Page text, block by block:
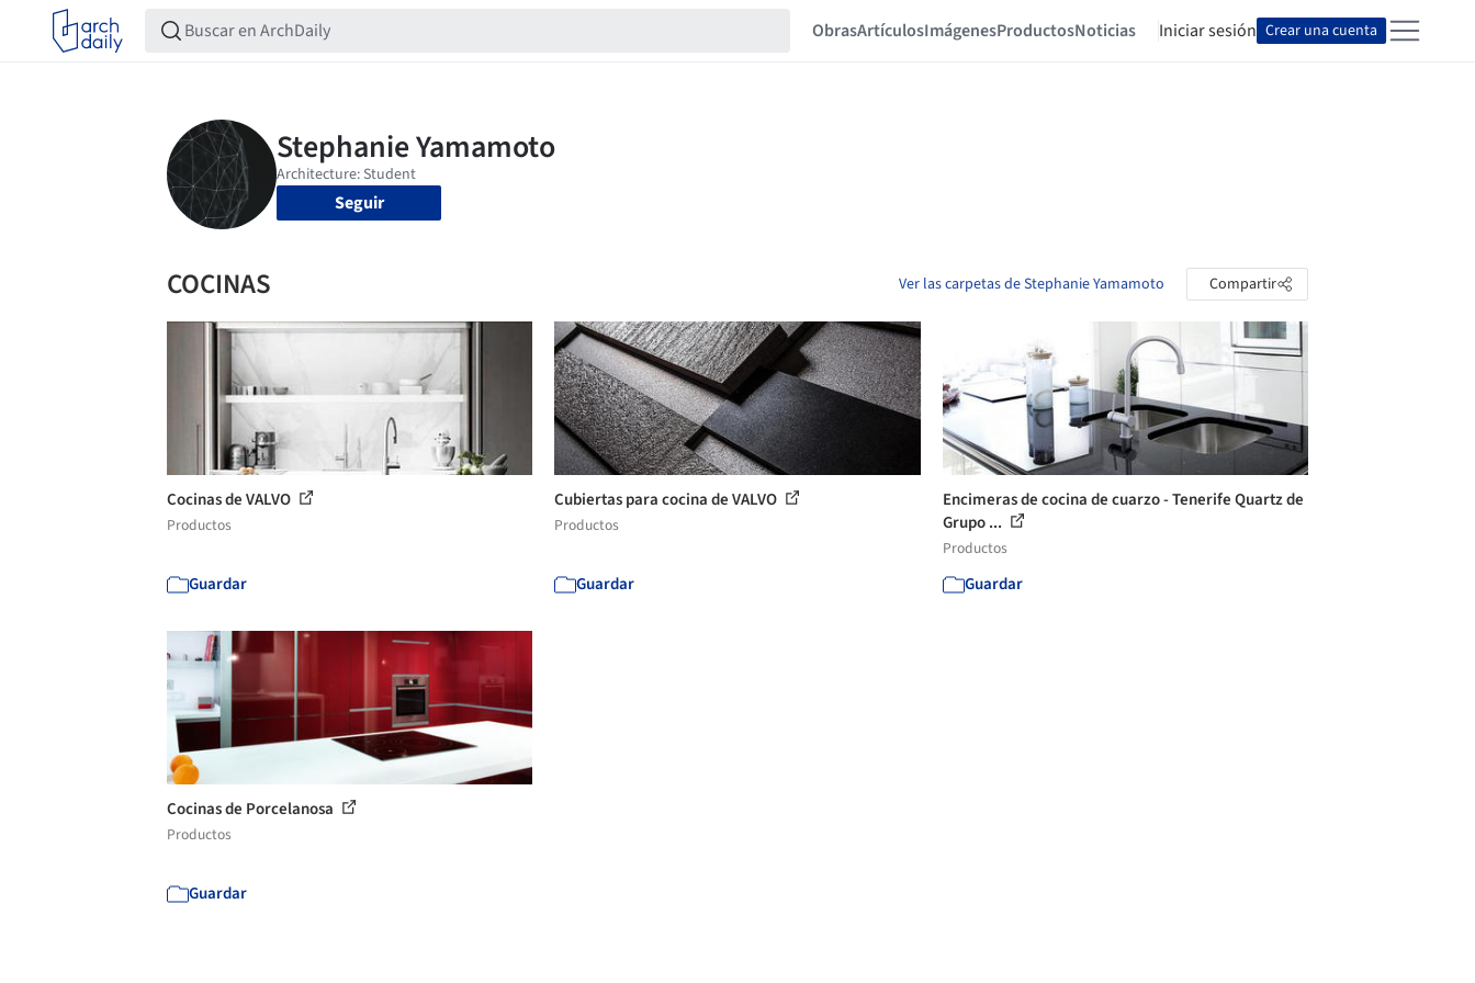
ObrasArtículosImágenesProductosNoticias Iniciar sesión Crear una cuenta
Seguir
COCINAS Ver las carpetas de Stephanie Yamamoto Compartir
Cocinas de VALVO
Productos
Guardar
Cubiertas para cocina de VALVO
Productos
Guardar
Encimeras de cocina de cuarzo - Tenerife Quartz de
Grupo ...
Productos
Guardar
Cocinas de Porcelanosa
Productos
Guardar